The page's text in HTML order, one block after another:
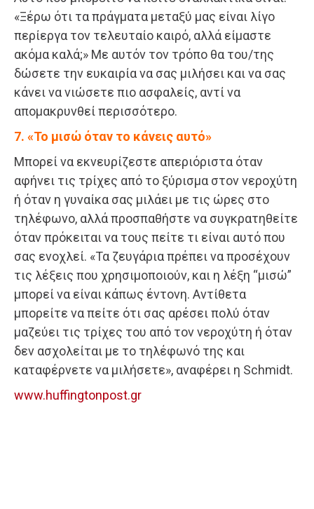
«Ξέρω ότι τα πράγματα μεταξύ μας είναι λίγο
περίεργα τον τελευταίο καιρό, αλλά είμαστε
ακόμα καλά;» Με αυτόν τον τρόπο θα του/της
δώσετε την ευκαιρία να σας μιλήσει και να σας
κάνει να νιώσετε πιο ασφαλείς, αντί να
απομακρυνθεί περισσότερο.
7. «Το μισώ όταν το κάνεις αυτό»
Μπορεί να εκνευρίζεστε απεριόριστα όταν
αφήνει τις τρίχες από το ξύρισμα στον νεροχύτη
ή όταν η γυναίκα σας μιλάει με τις ώρες στο
τηλέφωνο, αλλά προσπαθήστε να συγκρατηθείτε
όταν πρόκειται να τους πείτε τι είναι αυτό που
σας ενοχλεί. «Τα ζευγάρια πρέπει να προσέχουν
τις λέξεις που χρησιμοποιούν, και η λέξη “μισώ”
μπορεί να είναι κάπως έντονη. Αντίθετα
μπορείτε να πείτε ότι σας αρέσει πολύ όταν
μαζεύει τις τρίχες του από τον νεροχύτη ή όταν
δεν ασχολείται με το τηλέφωνό της και
καταφέρνετε να μιλήσετε», αναφέρει η Schmidt.
www.huffingtonpost.gr